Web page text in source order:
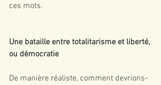
ces mots.
Une bataille entre totalitarisme et liberté,
ou démocratie
De manière réaliste, comment devrions-